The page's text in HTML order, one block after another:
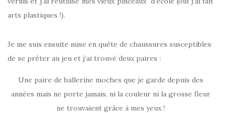
arts plastiques !).
Je me suis ensuite mise en quête de chaussures susceptibles
de se prêter au jeu et j’ai trouvé deux paires :
Une paire de ballerine moches que je garde depuis des
années mais ne porte jamais, ni la couleur ni la grosse fleur
ne trouvaient grâce à mes yeux !